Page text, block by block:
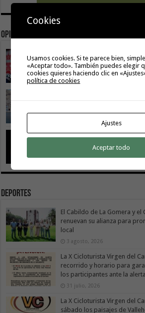
Opinión
2 agosto, 2026
Vivir donde se estudia: una
islas
26 julio, 2026
Cuidar es avanzar: el escudo
Deportes
El Cabildo de La Gomera y el
renuevan su alianza para
local
3 agosto, 2026
La X Cicloturista Virgen del
recorrido y horario para
los participantes ante la
31 julio, 2026
La X Cicloturista Virgen del
sábado los paisajes de
Cookies
Usamos cookies. Si te parece bien,
«Aceptar todo». También puedes elegir
cookies quieres haciendo clic en
política de cookies
Ajustes
Aceptar todo